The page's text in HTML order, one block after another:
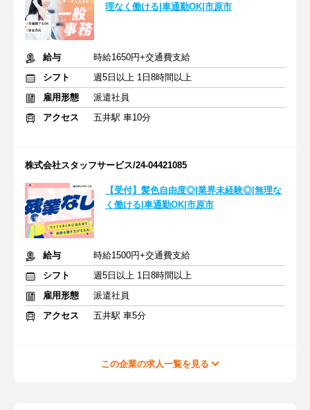
理なく働ける|車通勤OK|市原市
給与
時給1650円+交通費支給
シフト
週5日以上 1日8時間以上
雇用形態
派遣社員
アクセス
五井駅 車10分
株式会社スタッフサービス/24-04421085
【受付】髪色自由度◎|業界未経験◎|無理な
く働ける|車通勤OK|市原市
給与
時給1500円+交通費支給
シフト
週5日以上 1日8時間以上
雇用形態
派遣社員
アクセス
五井駅 車5分
この企業の求人一覧を見る